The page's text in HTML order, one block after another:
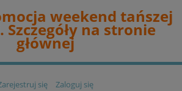
weekend tańszej
Szczegóły na stronie
głównej
się Zaloguj się